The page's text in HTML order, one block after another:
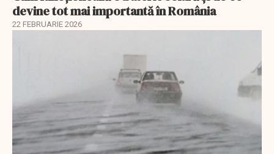
devine tot mai importantă în România
22 FEBRUARIE 2026